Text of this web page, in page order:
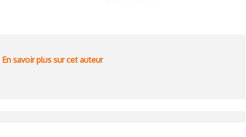
En savoir plus sur cet auteur